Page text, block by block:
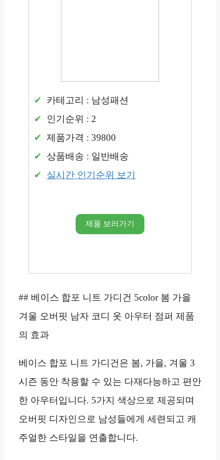
카테고리 : 남성패션
인기순위 : 2
제품가격 : 39800
상품배송 : 일반배송
실시간 인기순위 보기
제품 보러가기
## 베이스 합포 니트 가디건 5color 봄 가을
겨울 오버핏 남자 코디 옷 아우터 점퍼 제품
의 효과
베이스 합포 니트 가디건은 봄, 가을, 겨울 3
시즌 동안 착용할 수 있는 다재다능하고 편안
한 아우터입니다. 5가지 색상으로 제공되며
오버핏 디자인으로 남성들에게 세련되고 캐
주얼한 스타일을 연출합니다.